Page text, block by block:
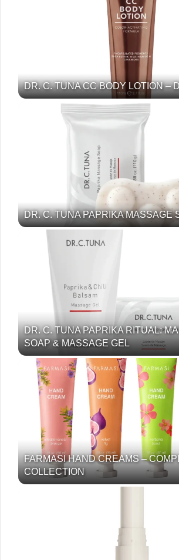
DR. C. TUNA CC BODY LOTION –
DR. C. TUNA PAPRIKA MASSAGE
DR. C. TUNA PAPRIKA RITUAL:
SOAP & MASSAGE GEL
FARMASI HAND CREAMS –
COLLECTION